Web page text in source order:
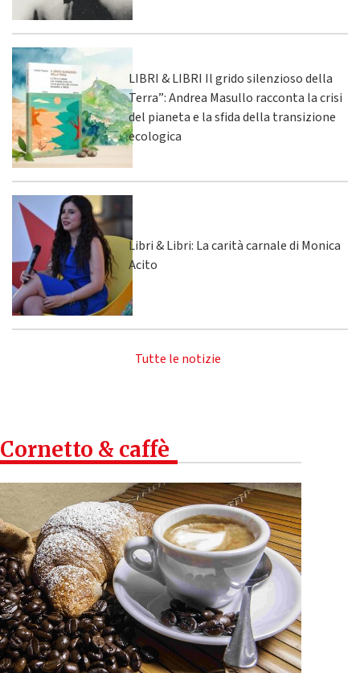
LIBRI & LIBRI Il grido silenzioso della
Terra”: Andrea Masullo racconta la crisi
del pianeta e la sfida della transizione
ecologica
Libri & Libri: La carità carnale di Monica
Acito
Tutte le notizie
Cornetto & caffè